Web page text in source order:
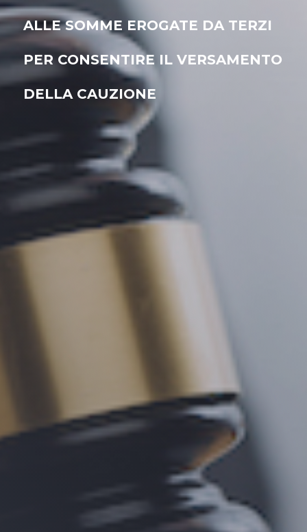
ALLE SOMME EROGATE DA TERZI
PER CONSENTIRE IL VERSAMENTO
DELLA CAUZIONE